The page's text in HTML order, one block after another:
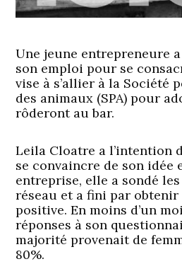
Une jeune entrepreneure
son emploi pour se
vise à s’allier à la Société
des animaux (SPA) pour
rôderont au bar.
Leila Cloatre a l’intention
se convaincre de son idée
entreprise, elle a sondé
réseau et a fini par obtenir
positive. En moins d’un
réponses à son
majorité provenait de
80%.